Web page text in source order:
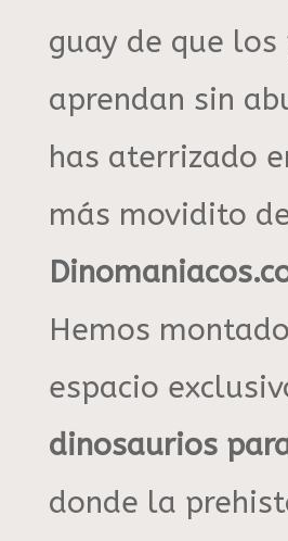
guay de que los
aprendan sin
has aterrizado
más movidito
Hemos
espacio
dinosaurios
donde la